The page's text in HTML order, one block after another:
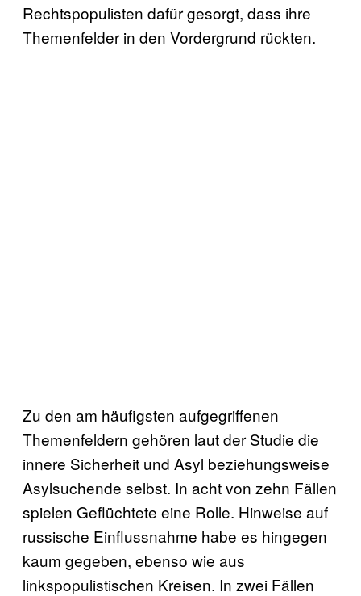
Rechtspopulisten dafür gesorgt, dass ihre
Themenfelder in den Vordergrund rückten.
Zu den am häufigsten aufgegriffenen
Themenfeldern gehören laut der Studie die
innere Sicherheit und Asyl beziehungsweise
Asylsuchende selbst. In acht von zehn Fällen
spielen Geflüchtete eine Rolle. Hinweise auf
russische Einflussnahme habe es hingegen
kaum gegeben, ebenso wie aus
linkspopulistischen Kreisen. In zwei Fällen